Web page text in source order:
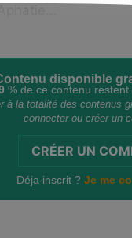
disponible
% de ce contenu restent
à la totalité des contenus
connecter ou créer un
CRÉER UN
Déja inscrit ?Je me